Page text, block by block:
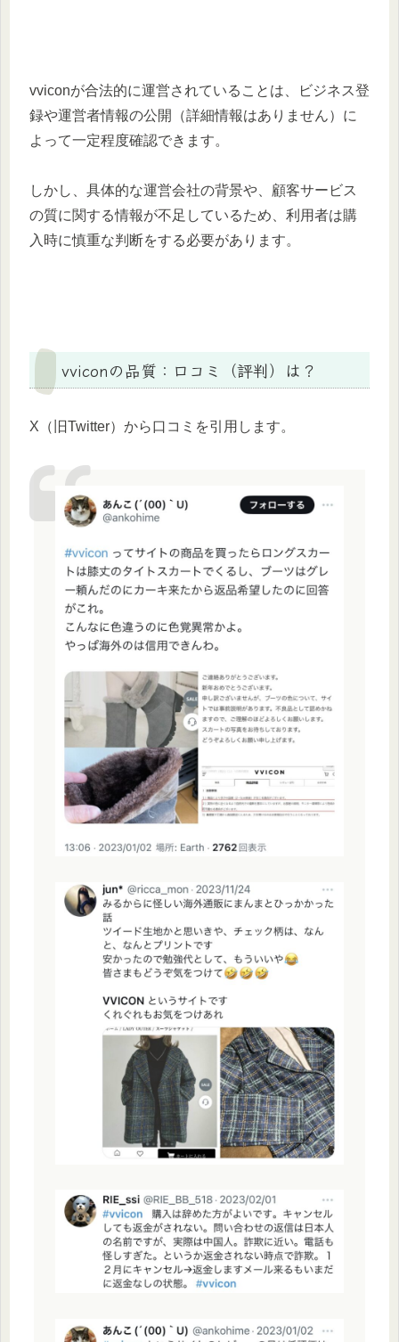
vviconが合法的に運営されていることは、ビジネス登
録や運営者情報の公開（詳細情報はありません）に
よって一定程度確認できます。
しかし、具体的な運営会社の背景や、顧客サービス
の質に関する情報が不足しているため、利用者は購
入時に慎重な判断をする必要があります。
vviconの品質：口コミ（評判）は？
X（旧Twitter）から口コミを引用します。